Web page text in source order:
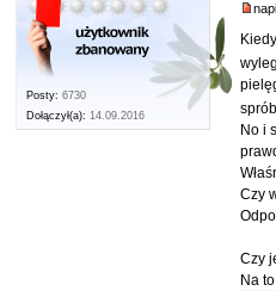
Posty: 6730
Dołączył(a): 14.09.2016
No i
Czy
Czy
Na